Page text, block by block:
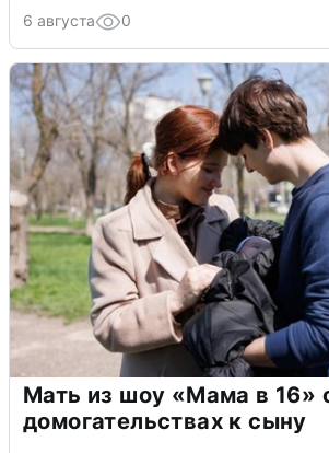
6 августа 0
Мать из шоу «Мама в 16»
домогательствах к сыну